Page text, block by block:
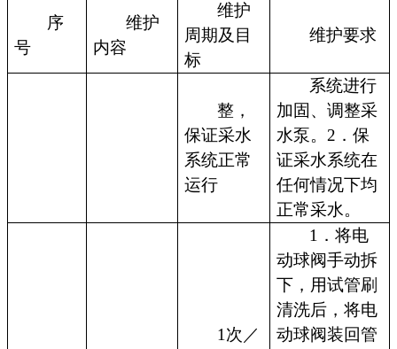
序
号
维护
内容
维护
周期及目
标
维护要求
整，
保证采水
系统正常
运行
系统进行
加固、调整采
水泵。2．保
证采水系统在
任何情况下均
正常采水。
1次／
1．将电
动球阀手动拆
下，用试管刷
清洗后，将电
动球阀装回管